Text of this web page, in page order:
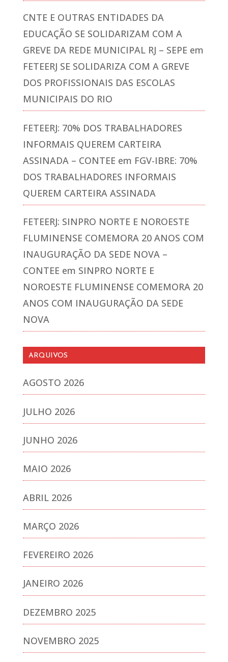
CNTE E OUTRAS ENTIDADES DA
EDUCAÇÃO SE SOLIDARIZAM COM A
GREVE DA REDE MUNICIPAL RJ – SEPE em
FETEERJ SE SOLIDARIZA COM A GREVE
DOS PROFISSIONAIS DAS ESCOLAS
MUNICIPAIS DO RIO
FETEERJ: 70% DOS TRABALHADORES
INFORMAIS QUEREM CARTEIRA
ASSINADA – CONTEE em FGV-IBRE: 70%
DOS TRABALHADORES INFORMAIS
QUEREM CARTEIRA ASSINADA
FETEERJ: SINPRO NORTE E NOROESTE
FLUMINENSE COMEMORA 20 ANOS COM
INAUGURAÇÃO DA SEDE NOVA –
CONTEE em SINPRO NORTE E
NOROESTE FLUMINENSE COMEMORA 20
ANOS COM INAUGURAÇÃO DA SEDE
NOVA
ARQUIVOS
AGOSTO 2026
JULHO 2026
JUNHO 2026
MAIO 2026
ABRIL 2026
MARÇO 2026
FEVEREIRO 2026
JANEIRO 2026
DEZEMBRO 2025
NOVEMBRO 2025